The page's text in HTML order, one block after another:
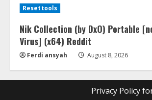
Resettools
Nik Collection (by DxO) Portable
Virus] (x64) Reddit
Ferdi ansyah August 8, 2026
Privacy Policy